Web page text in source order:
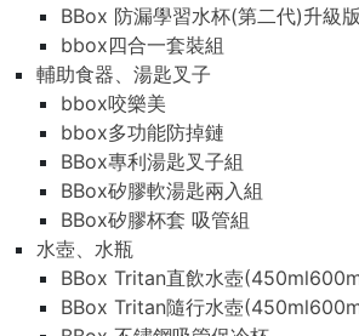
BBox 防漏學習水杯(第二代)升級版
bbox四合一套裝組
輔助食器、湯匙叉子
bbox咬樂美
bbox多功能防掉鏈
BBox專利湯匙叉子組
BBox矽膠軟湯匙兩入組
BBox矽膠杯套 吸管組
水壺、水瓶
BBox Tritan直飲水壺
BBox Tritan隨行水壺